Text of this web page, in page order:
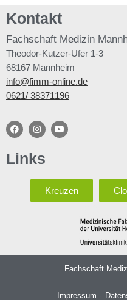
Kontakt
Fachschaft Medizin
Theodor-Kutzer-Ufer 1-3
68167 Mannheim
info@fimm-online.de
0621/ 38371196
Links
Kreuzen
Fachschaft
Impressum -